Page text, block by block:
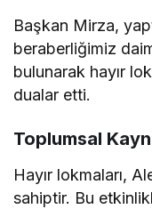
Başkan Mirza,
beraberliğimiz
bulunarak hayır
dualar etti.
Toplumsal
Hayır lokmaları,
sahiptir. Bu